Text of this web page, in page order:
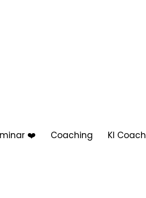
❤️ Coaching KI Coach